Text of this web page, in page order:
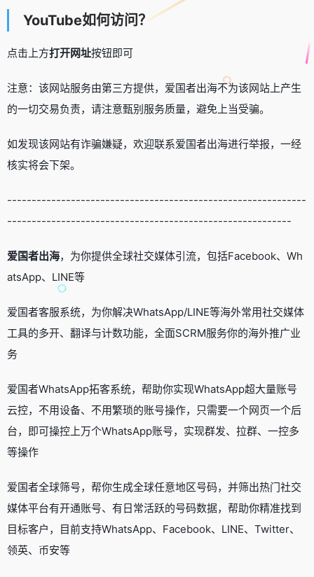
YouTube如何访问？
点击上方打开网址按钮即可
注意：该网站服务由第三方提供，爱国者出海不为该网站上产生
的一切交易负责，请注意甄别服务质量，避免上当受骗。
如发现该网站有诈骗嫌疑，欢迎联系爱国者出海进行举报，一经
核实将会下架。
-------------------------------------------------------------
----------------------------------------------------------
爱国者出海，为你提供全球社交媒体引流，包括Facebook、Wh
atsApp、LINE等
爱国者客服系统，为你解决WhatsApp/LINE等海外常用社交媒体
工具的多开、翻译与计数功能，全面SCRM服务你的海外推广业
务
爱国者WhatsApp拓客系统，帮助你实现WhatsApp超大量账号
云控，不用设备、不用繁琐的账号操作，只需要一个网页一个后
台，即可操控上万个WhatsApp账号，实现群发、拉群、一控多
等操作
爱国者全球筛号，帮你生成全球任意地区号码，并筛出热门社交
媒体平台有开通账号、有日常活跃的号码数据，帮助你精准找到
目标客户，目前支持WhatsApp、Facebook、LINE、Twitter、
领英、币安等